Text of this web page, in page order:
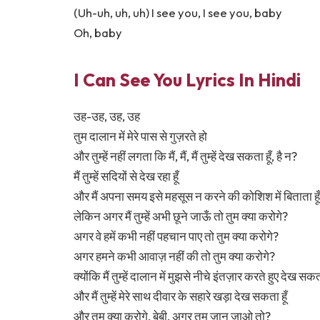
(Uh-uh, uh, uh) I see you, I see you, baby
Oh, baby
I Can See You Lyrics In Hindi
उह-उह, उह, उह
तुम दालान में मेरे पास से गुज़रते हो
और तुम्हें नहीं लगता कि मैं, मैं, मैं तुम्हें देख सकता हूँ, है न?
मैं तुम्हें सदियों से देख रहा हूँ
और मैं अपना समय इसे महसूस न करने की कोशिश में बिताता हूँ
लेकिन अगर मैं तुम्हें अभी छूने जाऊँ तो तुम क्या करोगे?
अगर वे हमें कभी नहीं पहचान पाए तो तुम क्या करोगे?
अगर हमने कभी आवाज़ नहीं की तो तुम क्या करोगे?
क्योंकि मैं तुम्हें दालान में मुझसे नीचे इंतज़ार करते हुए देख
और मैं तुम्हें मेरे साथ दीवार के सहारे खड़ा देख सकता हूँ
और तुम क्या करोगे, बेबी, अगर तुम जान जाओ तो?